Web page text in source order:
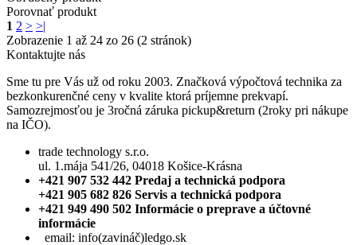
Porovnať produkt
1 2 > >|
Zobrazenie 1 až 24 zo 26 (2 stránok)
Kontaktujte nás
Sme tu pre Vás už od roku 2003. Značková výpočtová technika za
bezkonkurenčné ceny v kvalite ktorá príjemne prekvapí.
Samozrejmosťou je 3ročná záruka pickup&return (2roky pri nákupe
na IČO).
trade technology s.r.o.
ul. 1.mája 541/26, 04018 Košice-Krásna
+421 907 532 442 Predaj a technická podpora
+421 905 682 826 Servis a technická podpora
+421 949 490 502 Informácie o preprave a účtovné
informácie
email: info(zavináč)ledgo.sk